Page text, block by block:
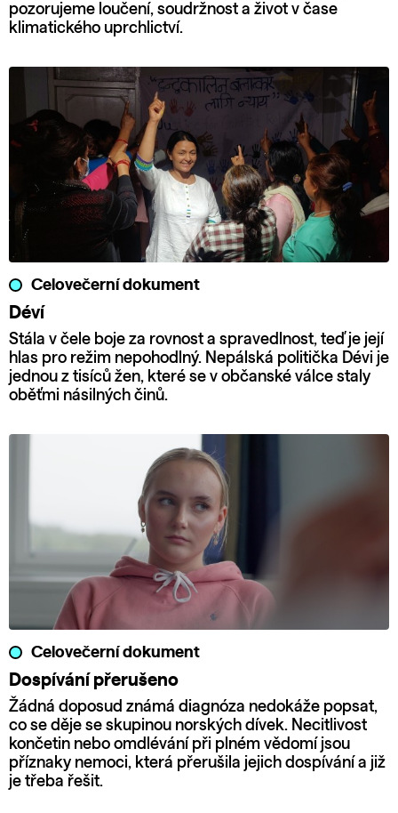
pozorujeme loučení, soudržnost a život v čase
klimatického uprchlictví.
Celovečerní dokument
Déví
Stála v čele boje za rovnost a spravedlnost, teď je její
hlas pro režim nepohodlný. Nepálská politička Dévi je
jednou z tisíců žen, které se v občanské válce staly
oběťmi násilných činů.
Celovečerní dokument
Dospívání přerušeno
Žádná doposud známá diagnóza nedokáže popsat,
co se děje se skupinou norských dívek. Necitlivost
končetin nebo omdlévání při plném vědomí jsou
příznaky nemoci, která přerušila jejich dospívání a již
je třeba řešit.